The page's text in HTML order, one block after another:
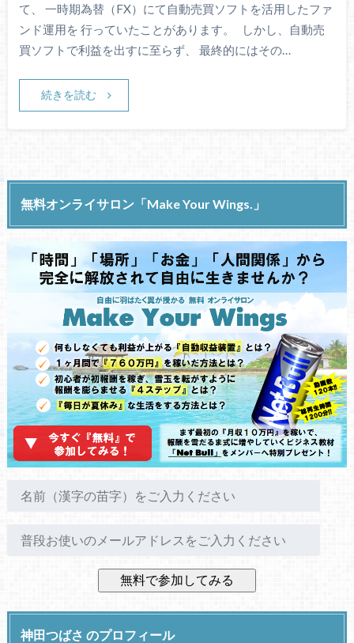
て、 一時期為替（FX）にて自動売買ソフトを活用したファ
ンド運用を 行っていたことがあります。 しかし、自動売
買ソフトで利益を出すに至らず、 最終的にはその…
続きを読む
無料オンライサロン「Make Your Wings.」
神田つばさ のプロフィール